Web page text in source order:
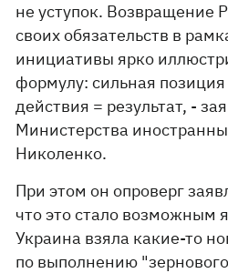
не уступок. Возвращение
своих обязательств в
инициативы ярко
формулу: сильная
действия = результат, -
Министерства
Николенко.
При этом он опроверг
что это стало возможным
Украина взяла какие-то
по выполнению